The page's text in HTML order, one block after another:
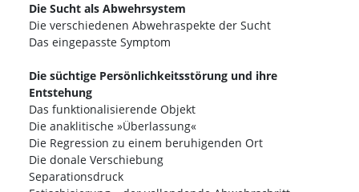
Die Sucht als Abwehrsystem
Die verschiedenen Abwehraspekte der Sucht
Das eingepasste Symptom
Die süchtige Persönlichkeitsstörung und ihre
Entstehung
Das funktionalisierende Objekt
Die anaklitische »Überlassung«
Die Regression zu einem beruhigenden Ort
Die donale Verschiebung
Separationsdruck